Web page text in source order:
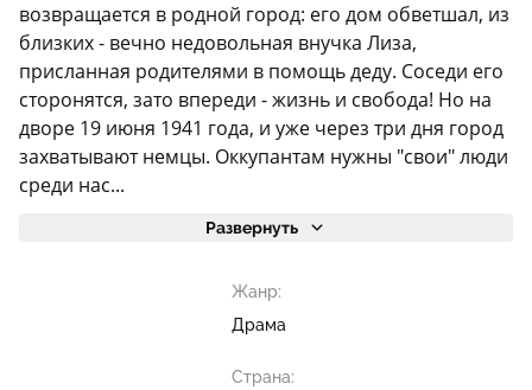
возвращается в родной город: его дом обветшал, из
близких - вечно недовольная внучка Лиза,
присланная родителями в помощь деду. Соседи его
сторонятся, зато впереди - жизнь и свобода! Но на
дворе 19 июня 1941 года, и уже через три дня город
захватывают немцы. Оккупантам нужны "свои" люди
среди нас...
Развернуть
Жанр:
Драма
Страна: